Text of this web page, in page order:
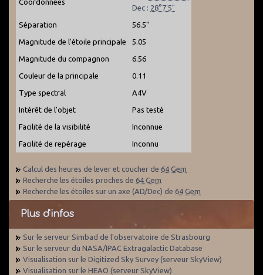
Coordonnées
Dec : 28°7'5"
Séparation 56.5"
Magnitude de l'étoile principale 5.05
Magnitude du compagnon 6.56
Couleur de la principale 0.11
Type spectral A4V
Intérêt de l'objet Pas testé
Facilité de la visibilité Inconnue
Facilité de repérage Inconnu
Calcul des heures de lever et coucher de 64 Gem
Recherche les étoiles proches de 64 Gem
Recherche les étoiles sur un axe (AD/Dec) de 64 Gem
Plus d'infos
Sur le serveur Simbad de l'observatoire de Strasbourg
Sur le serveur du NASA/IPAC Extragalactic Database
Visualisation sur le Digitized Sky Survey (serveur SkyView)
Visualisation sur le HEAO (serveur SkyView)